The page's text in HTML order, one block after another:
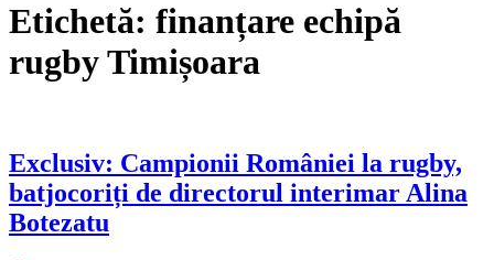
Etichetă: finanțare echipă
rugby Timișoara
Exclusiv: Campionii României la rugby,
batjocoriți de directorul interimar Alina
Botezatu